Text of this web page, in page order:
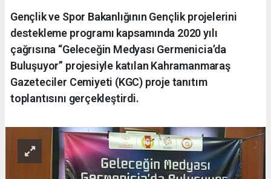
Gençlik ve Spor Bakanlığının Gençlik projelerini
destekleme programı kapsamında 2020 yılı
çağrısına “Geleceğin Medyası Germenicia’da
Buluşuyor” projesiyle katılan Kahramanmaraş
Gazeteciler Cemiyeti (KGC) proje tanıtım
toplantısını gerçekleştirdi.